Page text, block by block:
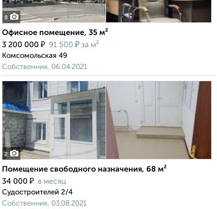
8
Офисное помещение, 35 м²
3 200 000 ₽ 91 500 ₽ за м²
Комсомольская 49
Собственник, 06.04.2021
2
Помещение свободного назначения, 68 м²
34 000 ₽ в месяц
Судостроителей 2/4
Собственник, 03.08.2021